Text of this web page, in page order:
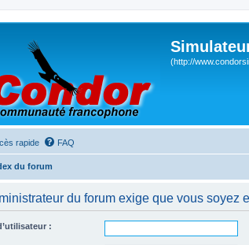
(http://
rapide FAQ
du forum
du forum exige que vous soyez
: